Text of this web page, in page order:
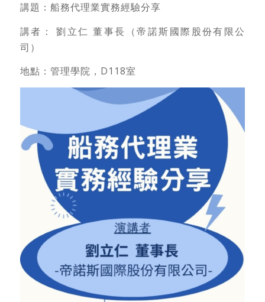
講題：船務代理業實務經驗分享
講者： 劉立仁 董事長（帝諾斯國際股份有限公
司）
地點：管理學院，D118室